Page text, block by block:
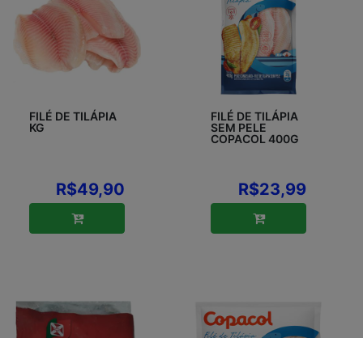
FILÉ DE TILÁPIA
KG
R$49,90
FILÉ DE TILÁPIA
SEM PELE
COPACOL 400G
R$23,99